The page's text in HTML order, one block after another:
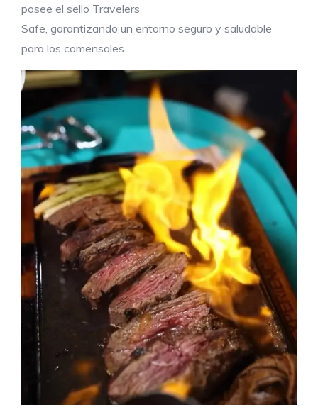
posee el sello Travelers
Safe, garantizando un entorno seguro y saludable
para los comensales.